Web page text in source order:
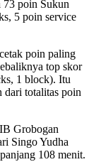
73 poin Sukun
5 poin service
poin paling
top skor
1 block). Itu
dari totalitas poin
Grobogan
Singo Yudha
108 menit.